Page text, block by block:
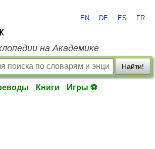
EN DE ES FR
на Академике
Найти!
Книги Игры ⚽